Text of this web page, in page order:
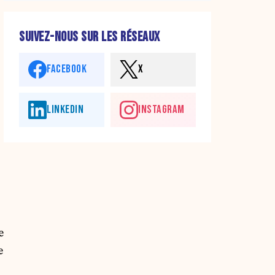
SUIVEZ-NOUS SUR LES RÉSEAUX
FACEBOOK X
LINKEDIN INSTAGRAM